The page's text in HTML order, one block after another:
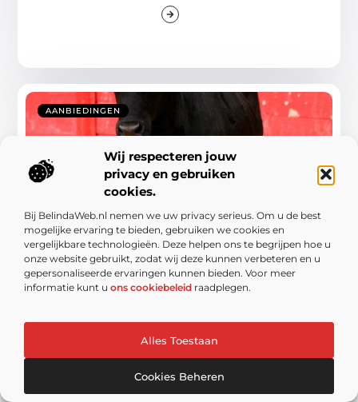
Wij respecteren jouw
privacy en gebruiken
cookies.
Bij BelindaWeb.nl nemen we uw privacy serieus. Om u de best
mogelijke ervaring te bieden, gebruiken we cookies en
vergelijkbare technologieën. Deze helpen ons te begrijpen hoe u
onze website gebruikt, zodat wij deze kunnen verbeteren en u
gepersonaliseerde ervaringen kunnen bieden. Voor meer
informatie kunt u ons cookiebeleid raadplegen.
Alles Toestaan
Cookies Beheren
AANBIEDINGEN
De magie van de rodeostier op jouw
evenement
Ben je op zoek naar een manier om jouw evenement
een rodeostier te huren! Deze spannende attractie ...